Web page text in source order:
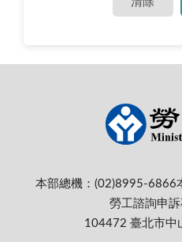
本部總機：(02)8995-6866
勞工諮詢申
104472 臺北市中